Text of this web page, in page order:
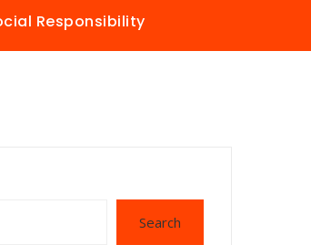
Responsibility
Search